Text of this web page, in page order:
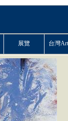
展覽 台灣